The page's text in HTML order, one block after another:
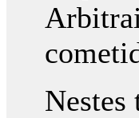
Nestes